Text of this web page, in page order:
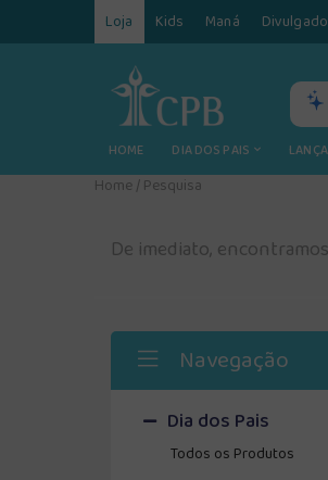
Loja Kids Maná
HOME DIA DOS PAIS
Home /Pesquisa
De imediato, encontramos
Navegação
Dia dos Pais
Todos os Produtos